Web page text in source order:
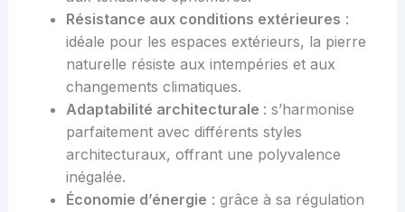
Résistance aux conditions extérieures :
idéale pour les espaces extérieurs, la pierre
naturelle résiste aux intempéries et aux
changements climatiques.
Adaptabilité architecturale : s’harmonise
parfaitement avec différents styles
architecturaux, offrant une polyvalence
inégalée.
Économie d’énergie : grâce à sa régulation